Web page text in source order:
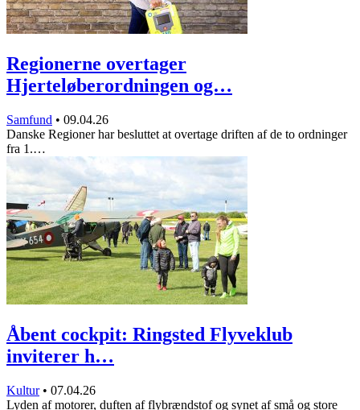
Regionerne overtager
Hjerteløberordningen og…
Samfund • 09.04.26
Danske Regioner har besluttet at overtage driften af de to ordninger
fra 1.…
Åbent cockpit: Ringsted Flyveklub
inviterer h…
Kultur • 07.04.26
Lyden af motorer, duften af flybrændstof og synet af små og store